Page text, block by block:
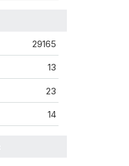
29165
13
23
14